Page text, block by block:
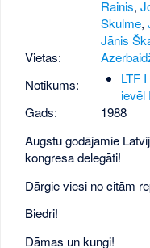
Rainis,
Skulme,
Jānis
Vietas:
Notikums:
LTF
ievēl
Gads:
1988
Augstu godājamie
kongresa delegāti!
Dārgie viesi no citām
Biedri!
Dāmas un kungi!